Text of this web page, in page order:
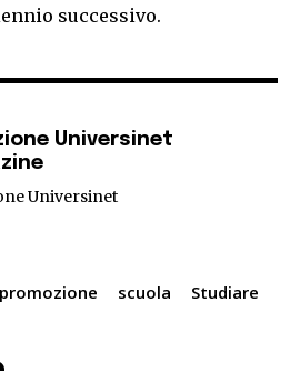
successivo.
Universinet
Universinet
promozione scuola Studiare